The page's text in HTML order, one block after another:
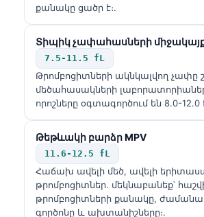
քանակը ցածր է։.
Տիպիկ չափահասների
7.5-11.5 fL
Թրոմբոցիտների ակնկալվող չափը
մեծահասակների
որոշները օգտագործում են 8.0-12.0
Թեթևակի բարձր MPV
11.6-12.5 fL
Հաճախ ավելի մեծ, ավելի
թրոմբոցիտներ. մեկնաբանեք՝
թրոմբոցիտների քանակը,
գործոնը և ախտանիշները։.